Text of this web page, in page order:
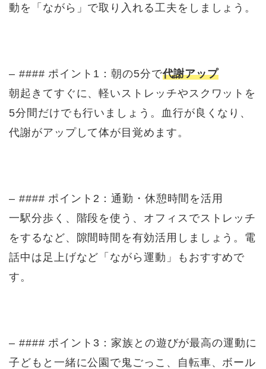
動を「ながら」で取り入れる工夫をしましょう。
– #### ポイント1：朝の5分で代謝アップ
朝起きてすぐに、軽いストレッチやスクワットを
5分間だけでも行いましょう。血行が良くなり、
代謝がアップして体が目覚めます。
– #### ポイント2：通勤・休憩時間を活用
一駅分歩く、階段を使う、オフィスでストレッチ
をするなど、隙間時間を有効活用しましょう。電
話中は足上げなど「ながら運動」もおすすめで
す。
– #### ポイント3：家族との遊びが最高の運動に
子どもと一緒に公園で鬼ごっこ、自転車、ボール